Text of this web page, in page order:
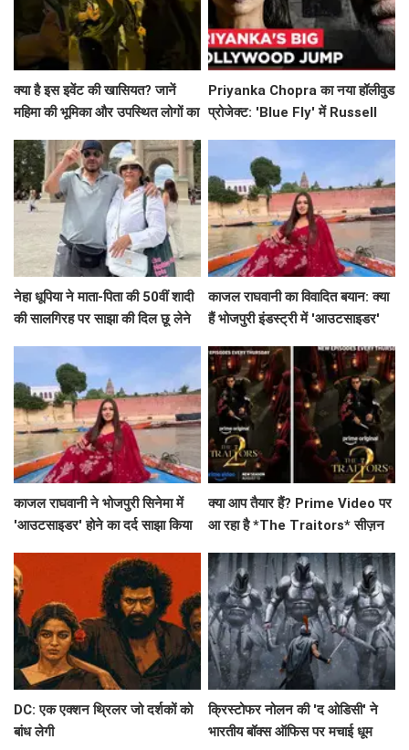
क्या है इस इवेंट की खासियत? जानें
महिमा की भूमिका और उपस्थित लोगों का
Priyanka Chopra का नया हॉलीवुड
प्रोजेक्ट: 'Blue Fly' में Russell
नेहा धूपिया ने माता-पिता की 50वीं शादी
की सालगिरह पर साझा की दिल छू लेने
काजल राघवानी का विवादित बयान: क्या
हैं भोजपुरी इंडस्ट्री में 'आउटसाइडर'
काजल राघवानी ने भोजपुरी सिनेमा में
'आउटसाइडर' होने का दर्द साझा किया
क्या आप तैयार हैं? Prime Video पर
आ रहा है *The Traitors* सीज़न
DC: एक एक्शन थ्रिलर जो दर्शकों को
बांध लेगी
क्रिस्टोफर नोलन की 'द ओडिसी' ने
भारतीय बॉक्स ऑफिस पर मचाई धूम